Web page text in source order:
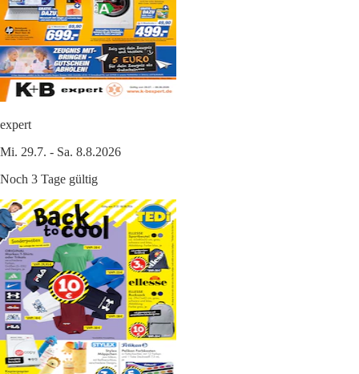
expert
Mi. 29.7. - Sa. 8.8.2026
Noch 3 Tage gültig